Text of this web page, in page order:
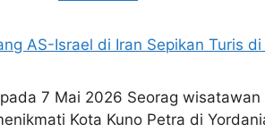
7 Mai 2026 Seorag
Kota Kuno Petra di